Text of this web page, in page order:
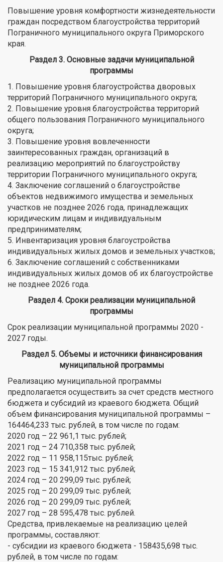
Повышение уровня комфортности жизнедеятельности
граждан посредством благоустройства территорий
Пограничного муниципального округа Приморского
края.
Раздел 3. Основные задачи муниципальной
программы
1. Повышение уровня благоустройства дворовых
территорий Пограничного муниципального округа;
2. Повышение уровня благоустройства территорий
общего пользования Пограничного муниципального
округа;
3. Повышение уровня вовлеченности
заинтересованных граждан, организаций в
реализацию мероприятий по благоустройству
территории Пограничного муниципального округа;
4. Заключение соглашений о благоустройстве
объектов недвижимого имущества и земельных
участков не позднее 2026 года, принадлежащих
юридическим лицам и индивидуальным
предпринимателям;
5. Инвентаризация уровня благоустройства
индивидуальных жилых домов и земельных участков;
6. Заключение соглашений с собственниками
индивидуальных жилых домов об их благоустройстве
не позднее 2026 года.
Раздел 4. Сроки реализации муниципальной
программы
Срок реализации муниципальной программы 2020 -
2027 годы.
Раздел 5. Объемы и источники финансирования
муниципальной программы
Реализацию муниципальной программы
предполагается осуществить за счет средств местного
бюджета и субсидий из краевого бюджета. Общий
объем финансирования муниципальной программы –
164464,233 тыс. рублей, в том числе по годам:
2020 год – 22 961,1 тыс. рублей;
2021 год – 24 710,358 тыс. рублей;
2022 год – 11 958,115тыс. рублей;
2023 год – 15 341,912 тыс. рублей;
2024 год – 20 299,09 тыс. рублей;
2025 год – 20 299,09 тыс. рублей;
2026 год – 20 299,09 тыс. рублей;
2027 год – 28 595,478 тыс. рублей.
Средства, привлекаемые на реализацию целей
программы, составляют:
- субсидии из краевого бюджета - 158435,698 тыс.
рублей, в том числе по годам: